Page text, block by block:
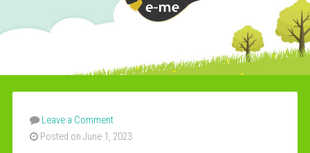
Leave a Comment
Posted on June 1, 2023